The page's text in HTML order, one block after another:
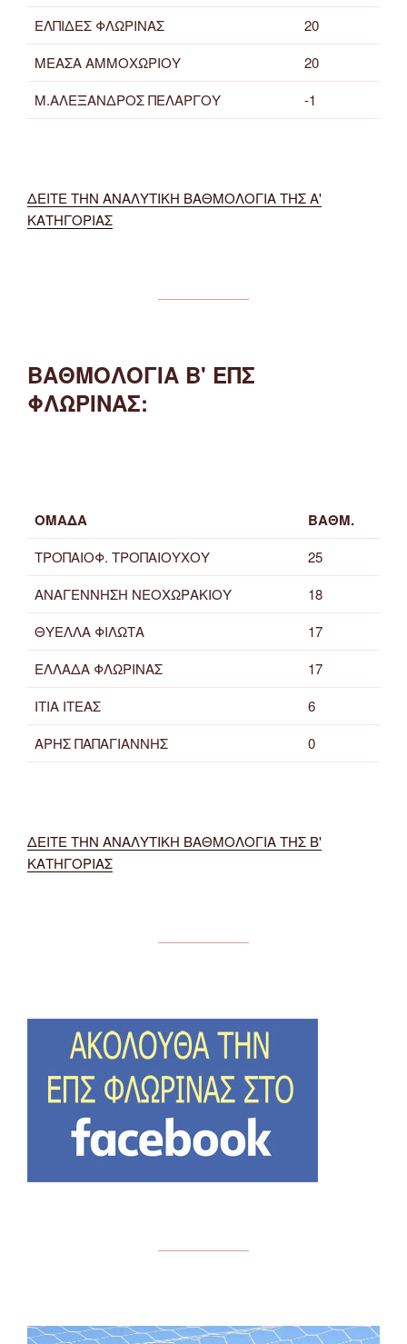
ΕΛΠΙΔΕΣ ΦΛΩΡΙΝΑΣ
20
ΜΕΑΣΑ ΑΜΜΟΧΩΡΙΟΥ
20
Μ.ΑΛΕΞΑΝΔΡΟΣ ΠΕΛΑΡΓΟΥ
-1
ΔΕΙΤΕ ΤΗΝ ΑΝΑΛΥΤΙΚΗ ΒΑΘΜΟΛΟΓΙΑ ΤΗΣ Α'
ΚΑΤΗΓΟΡΙΑΣ
ΒΑΘΜΟΛΟΓΙΑ Β' ΕΠΣ
ΦΛΩΡΙΝΑΣ:
ΟΜΑΔΑ ΒΑΘΜ.
ΤΡΟΠΑΙΟΦ. ΤΡΟΠΑΙΟΥΧΟΥ
25
ΑΝΑΓΕΝΝΗΣΗ ΝΕΟΧΩΡΑΚΙΟΥ
18
ΘΥΕΛΛΑ ΦΙΛΩΤΑ
17
ΕΛΛΑΔΑ ΦΛΩΡΙΝΑΣ
17
ΙΤΙΑ ΙΤΕΑΣ
6
ΑΡΗΣ ΠΑΠΑΓΙΑΝΝΗΣ
0
ΔΕΙΤΕ ΤΗΝ ΑΝΑΛΥΤΙΚΗ ΒΑΘΜΟΛΟΓΙΑ ΤΗΣ Β'
ΚΑΤΗΓΟΡΙΑΣ